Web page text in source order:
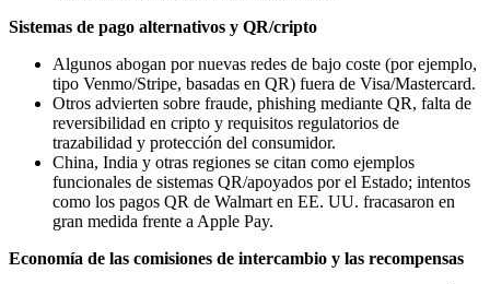
Sistemas de pago alternativos y QR/cripto
Algunos abogan por nuevas redes de bajo coste (por ejemplo,
tipo Venmo/Stripe, basadas en QR) fuera de Visa/Mastercard.
Otros advierten sobre fraude, phishing mediante QR, falta de
reversibilidad en cripto y requisitos regulatorios de
trazabilidad y protección del consumidor.
China, India y otras regiones se citan como ejemplos
funcionales de sistemas QR/apoyados por el Estado; intentos
como los pagos QR de Walmart en EE. UU. fracasaron en
gran medida frente a Apple Pay.
Economía de las comisiones de intercambio y las recompensas